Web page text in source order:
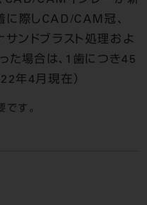
に際しCAD/CAM冠、
ンドブラスト処理およ
た場合は、1歯につき45
年4月現在）
す。